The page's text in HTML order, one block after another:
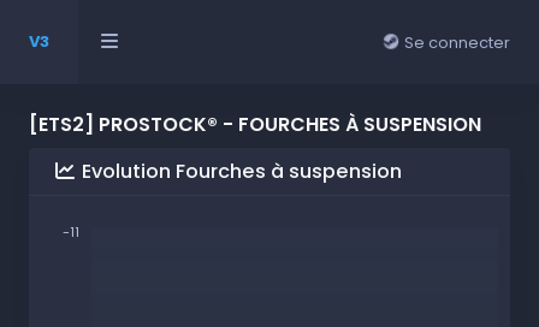
V3 Se connecter
[ETS2] PROSTOCK® - FOURCHES À SUSPENSION
Evolution Fourches à suspension
-11